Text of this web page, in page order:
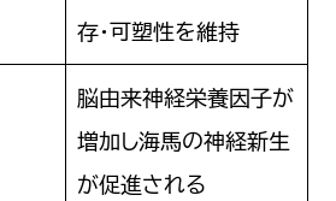
存・可塑性を維持
脳由来神経栄養因子が
増加し海馬の神経新生
が促進される